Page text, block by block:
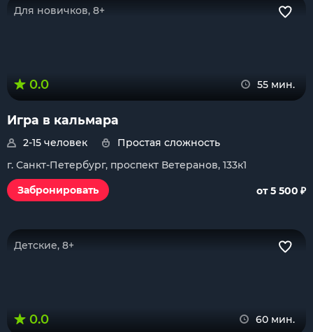
Для новичков, 8+
0.0 55 мин.
Игра в кальмара
2-15 человек
Простая сложность
г. Санкт-Петербург, проспект Ветеранов, 133к1
Забронировать
от 5 500 ₽
Детские, 8+
0.0 60 мин.